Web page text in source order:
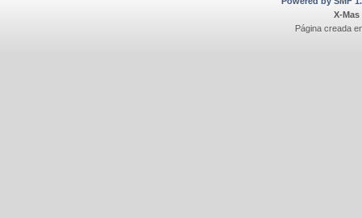
X-Mas
Página creada